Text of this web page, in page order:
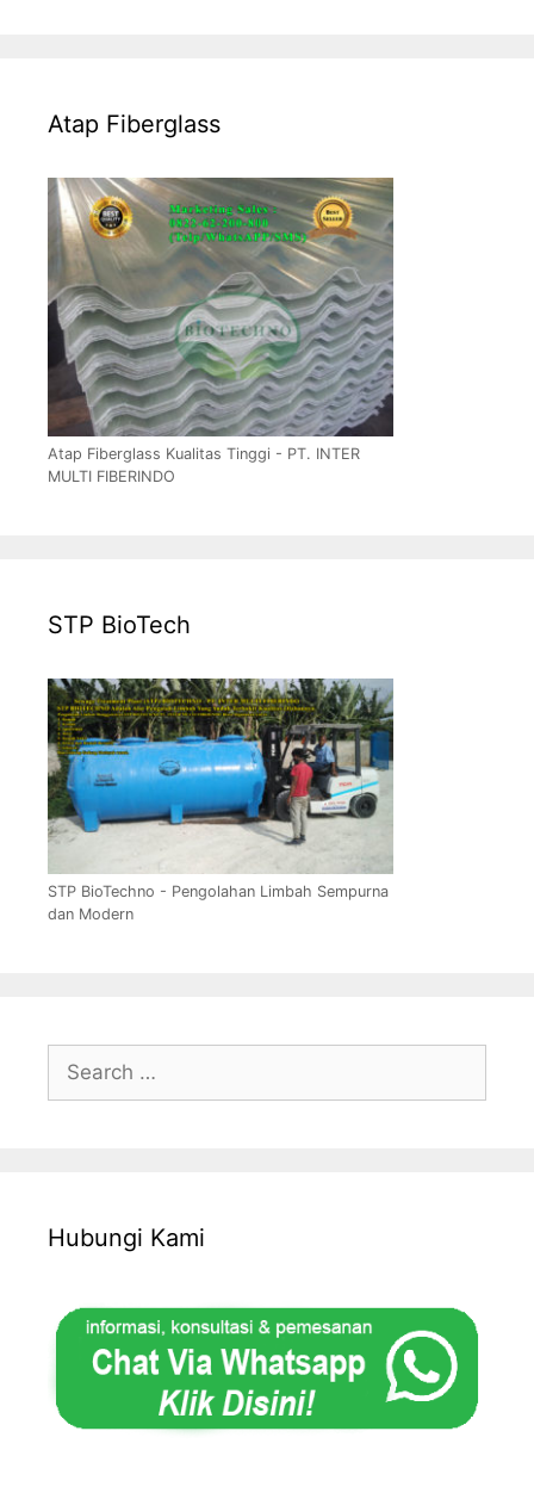
Atap Fiberglass
Atap Fiberglass Kualitas Tinggi - PT. INTER
MULTI FIBERINDO
STP BioTech
STP BioTechno - Pengolahan Limbah Sempurna
dan Modern
for:
Hubungi Kami